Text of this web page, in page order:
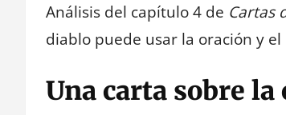
Análisis del capítulo 4 de Cartas
diablo puede usar la oración y
Una carta sobre